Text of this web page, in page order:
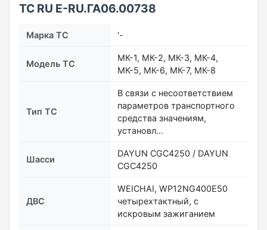
ТС RU Е-RU.ГА06.00738
Марка ТС '-
Модель ТС
МК-1, МК-2, МК-3, МК-4,
МК-5, МК-6, МК-7, МК-8
Тип ТС
В связи с несоответствием
параметров транспортного
средства значениям,
установл…
Шасси
DAYUN CGC4250 / DAYUN
CGC4250
ДВС
WEICHAI, WP12NG400E50
четырехтактный, с
искровым зажиганием